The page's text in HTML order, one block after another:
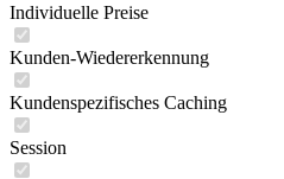
Individuelle Preise
Kunden-Wiedererkennung
Kundenspezifisches Caching
Session